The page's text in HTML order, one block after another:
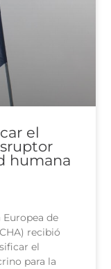
el
humana
Europea de
recibió
el
para la